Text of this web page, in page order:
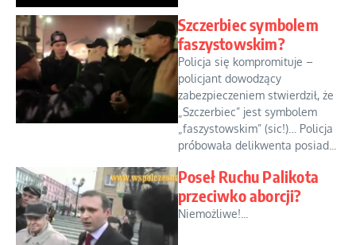
Szczerbiec symbolem
faszystowskim?
Policja się kompromituje –
policjant dowodzący
zabezpieczeniem stwierdził, że
„Szczerbiec” jest symbolem
„faszystowskim” (sic!)… Policja
próbowała delikwenta posiad...
Poseł Ruchu Palikota
przeciwko aborcji?
Niemożliwe!...